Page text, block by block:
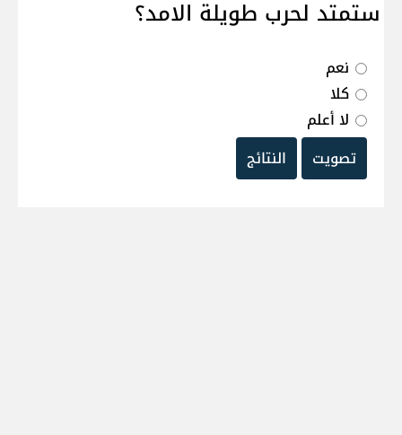
ستمتد لحرب طويلة الامد؟
نعم
كلا
لا أعلم
تصويت
النتائج